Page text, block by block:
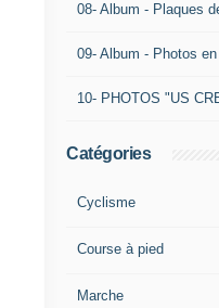
08- Album - Plaques
09- Album - Photos
10- PHOTOS "US
Catégories
Cyclisme
Course à pied
Marche